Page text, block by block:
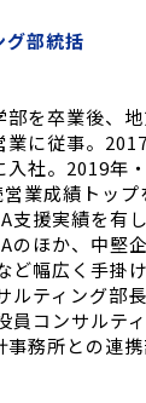
グ部統括
を卒業後、
業に従事。
社。2019年
業成績トップ
支援実績を有
のほか、中堅
ど幅広く手掛け
ルティング部長
員コンサルテ
事務所との連